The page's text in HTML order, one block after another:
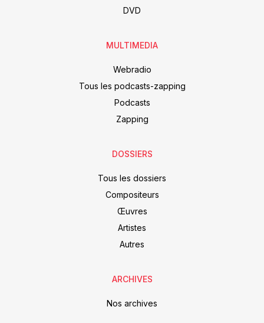
DVD
MULTIMEDIA
Webradio
Tous les podcasts-zapping
Podcasts
Zapping
DOSSIERS
Tous les dossiers
Compositeurs
Œuvres
Artistes
Autres
ARCHIVES
Nos archives